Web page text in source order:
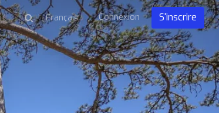
Connexion S'inscrire